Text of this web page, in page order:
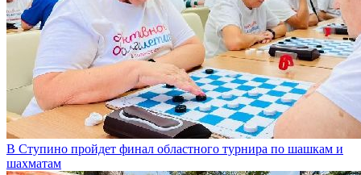
В Ступино пройдет финал областного турнира по шашкам и
шахматам